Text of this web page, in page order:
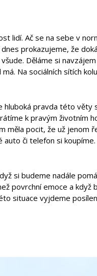
lidí. Ač se na sebe v
prokazujeme, že
Děláme si
Na sociálních sítích
hluboká pravda této
k pravým životním
pocit, že už jenom
či telefon si
si budeme nadále
povrchní emoce a když
situace vyjdeme